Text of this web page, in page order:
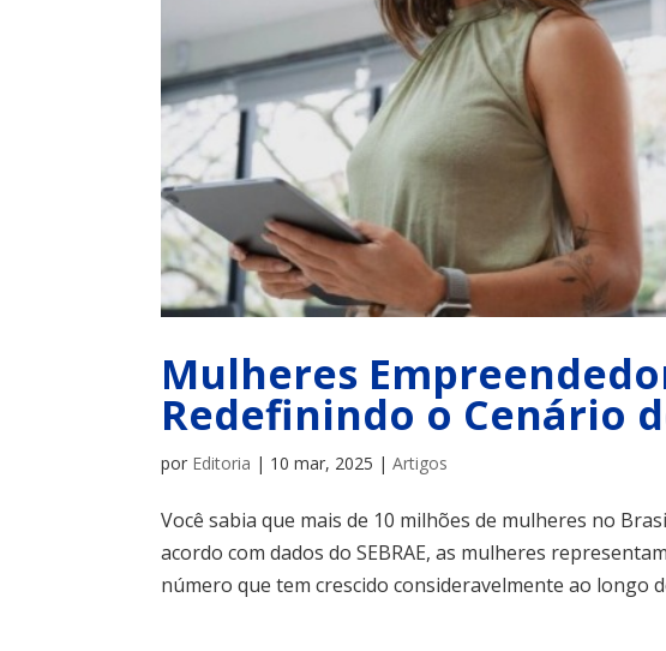
Mulheres
Redefinindo o Cenário
por Editoria | 10 mar, 2025 |Artigos
Você sabia que mais de 10 milhões de mulheres no
acordo com dados do SEBRAE, as mulheres
número que tem crescido consideravelmente ao longo